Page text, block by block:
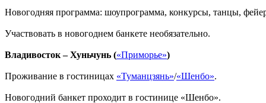
Новогодняя программа: шоупрограмма, конкурсы, танцы,
Участвовать в новогоднем банкете необязательно.
Владивосток – Хуньчунь («Приморье»)
Проживание в гостиницах «Туманцзянь»/«Шенбо».
Новогодний банкет проходит в гостинице «Шенбо».